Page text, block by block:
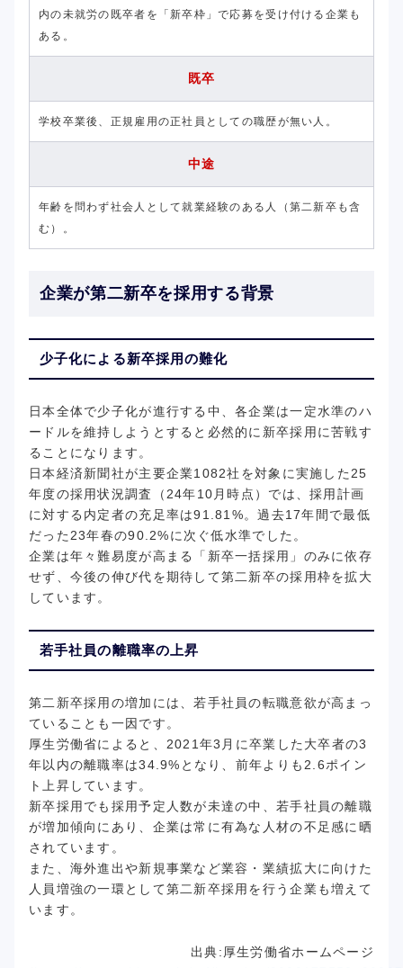
内の未就労の既卒者を「新卒枠」で応募を受け付ける企業も
ある。
既卒
学校卒業後、正規雇用の正社員としての職歴が無い人。
中途
年齢を問わず社会人として就業経験のある人（第二新卒も含
む）。
企業が第二新卒を採用する背景
少子化による新卒採用の難化
日本全体で少子化が進行する中、各企業は一定水準のハ
ードルを維持しようとすると必然的に新卒採用に苦戦す
ることになります。
日本経済新聞社が主要企業1082社を対象に実施した25
年度の採用状況調査（24年10月時点）では、採用計画
に対する内定者の充足率は91.81%。過去17年間で最低
だった23年春の90.2%に次ぐ低水準でした。
企業は年々難易度が高まる「新卒一括採用」のみに依存
せず、今後の伸び代を期待して第二新卒の採用枠を拡大
しています。
若手社員の離職率の上昇
第二新卒採用の増加には、若手社員の転職意欲が高まっ
ていることも一因です。
厚生労働省によると、2021年3月に卒業した大卒者の3
年以内の離職率は34.9%となり、前年よりも2.6ポイン
ト上昇しています。
新卒採用でも採用予定人数が未達の中、若手社員の離職
が増加傾向にあり、企業は常に有為な人材の不足感に晒
されています。
また、海外進出や新規事業など業容・業績拡大に向けた
人員増強の一環として第二新卒採用を行う企業も増えて
います。
出典:厚生労働省ホームページ